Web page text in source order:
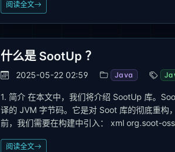
阅读全文
什么是 SootUp ？
2025-05-22 02:59 Java
1. 简介 在本文中，我们将介绍 SootUp 库。
译的 JVM 字节码。它是对 Soot 库的彻底重构
前，我们需要在构建中引入： xml org.soot-
阅读全文